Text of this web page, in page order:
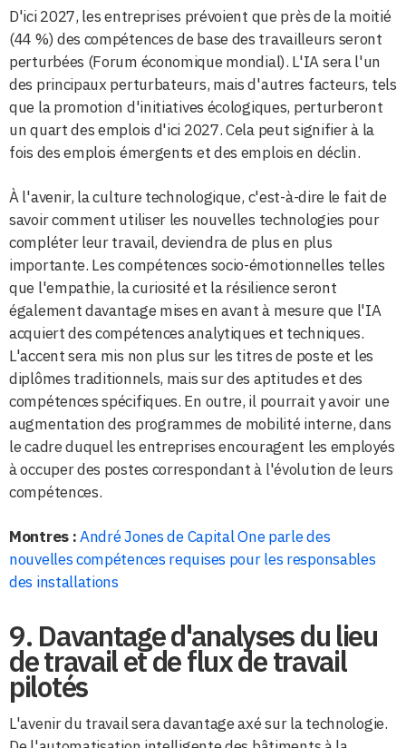
D'ici 2027, les entreprises prévoient que près de la moitié
(44 %) des compétences de base des travailleurs seront
perturbées (Forum économique mondial). L'IA sera l'un
des principaux perturbateurs, mais d'autres facteurs, tels
que la promotion d'initiatives écologiques, perturberont
un quart des emplois d'ici 2027. Cela peut signifier à la
fois des emplois émergents et des emplois en déclin.
À l'avenir, la culture technologique, c'est-à-dire le fait de
savoir comment utiliser les nouvelles technologies pour
compléter leur travail, deviendra de plus en plus
importante. Les compétences socio-émotionnelles telles
que l'empathie, la curiosité et la résilience seront
également davantage mises en avant à mesure que l'IA
acquiert des compétences analytiques et techniques.
L'accent sera mis non plus sur les titres de poste et les
diplômes traditionnels, mais sur des aptitudes et des
compétences spécifiques. En outre, il pourrait y avoir une
augmentation des programmes de mobilité interne, dans
le cadre duquel les entreprises encouragent les employés
à occuper des postes correspondant à l'évolution de leurs
compétences.
Montres :André Jones de Capital One parle des
nouvelles compétences requises pour les responsables
des installations
9. Davantage d'analyses du lieu
de travail et de flux de travail
pilotés
L'avenir du travail sera davantage axé sur la technologie.